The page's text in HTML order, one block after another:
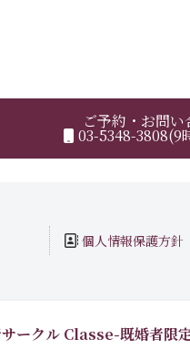
ご予約・お問い
03-5348-3808(9
個人情報保護方針
ークル Classe-既婚者限